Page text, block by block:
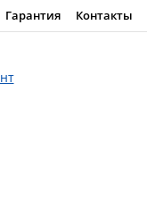
Гарантия Контакты